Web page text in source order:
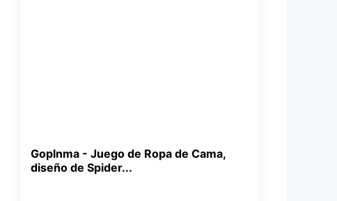
Goplnma - Juego de Ropa de Cama,
diseño de Spider...